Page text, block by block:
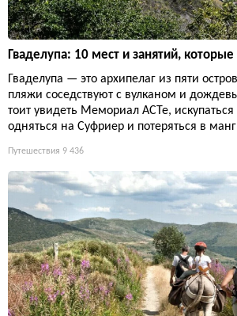
Гваделупа: 10 мест и занятий, которые
Гваделупа — это архипелаг из пяти
пляжи соседствуют с вулканом и
тоит увидеть Мемориал ACTe, искупаться
одняться на Суфриер и потеряться в
Путешествия 9 436